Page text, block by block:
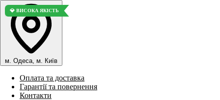
м. Одеса, м. Київ
Оплата та доставка
Гарантії та повернення
Контакти
💎 ВИСОКА ЯКІСТЬ